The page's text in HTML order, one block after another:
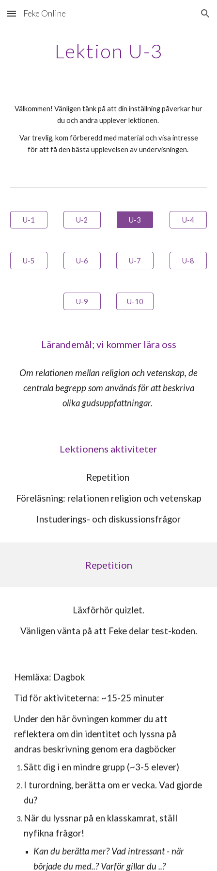
Skip to main content Skip to navigation
Feke Online
Lektion U-3
Välkommen! Vänligen tänk på att din inställning påverkar hur
du och andra upplever lektionen.
Var trevlig, kom förberedd med material och visa intresse
för att få den bästa upplevelsen av undervisningen.
U-1 U-2 U-3 U-4
U-5 U-6 U-7 U-8
U-9 U-10
Lärandemål; vi kommer lära oss
Om relationen mellan religion och vetenskap, de
centrala begrepp som används för att beskriva
olika gudsuppfattningar.
Lektionens aktiviteter
Repetition
Föreläsning: relationen religion och vetenskap
Instuderings- och diskussionsfrågor
Repetition
Läxförhör quizlet.
Vänligen vänta på att Feke delar test-koden.
Hemläxa: Dagbok
Tid för aktiviteterna: ~15-25 minuter
Under den här övningen kommer du att
reflektera om din identitet och lyssna på
andras beskrivning genom era dagböcker
Sätt dig i en mindre grupp (~3-5 elever)
I turordning, berätta om er vecka. Vad gjorde
du?
När du lyssnar på en klasskamrat, ställ
nyfikna frågor!
Kan du berätta mer? Vad intressant - när
började du med..? Varför gillar du ..?